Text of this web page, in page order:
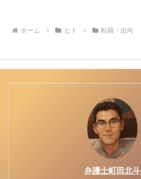
ホーム ヒト 転籍・出向
弁護士町田北斗